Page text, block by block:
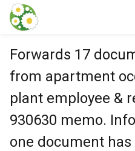
本文に飛ぶ
Forwards 17
from apartment
plant employee &
930630 memo.
one document